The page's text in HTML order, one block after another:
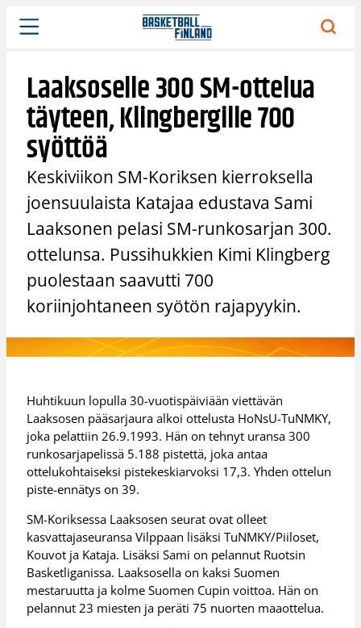
Siirry
sisältöön
Laaksoselle 300 SM-ottelua
täyteen, Klingbergille 700
syöttöä
Keskiviikon SM-Koriksen kierroksella
joensuulaista Katajaa edustava Sami
Laaksonen pelasi SM-runkosarjan 300.
ottelunsa. Pussihukkien Kimi Klingberg
puolestaan saavutti 700
koriinjohtaneen syötön rajapyykin.
Huhtikuun lopulla 30-vuotispäiviään viettävän
Laaksosen pääsarjaura alkoi ottelusta HoNsU-TuNMKY,
joka pelattiin 26.9.1993. Hän on tehnyt uransa 300
runkosarjapelissä 5.188 pistettä, joka antaa
ottelukohtaiseksi pistekeskiarvoksi 17,3. Yhden ottelun
piste-ennätys on 39.
SM-Koriksessa Laaksosen seurat ovat olleet
kasvattajaseuransa Vilppaan lisäksi TuNMKY/Piiloset,
Kouvot ja Kataja. Lisäksi Sami on pelannut Ruotsin
Basketliganissa. Laaksosella on kaksi Suomen
mestaruutta ja kolme Suomen Cupin voittoa. Hän on
pelannut 23 miesten ja peräti 75 nuorten maaottelua.